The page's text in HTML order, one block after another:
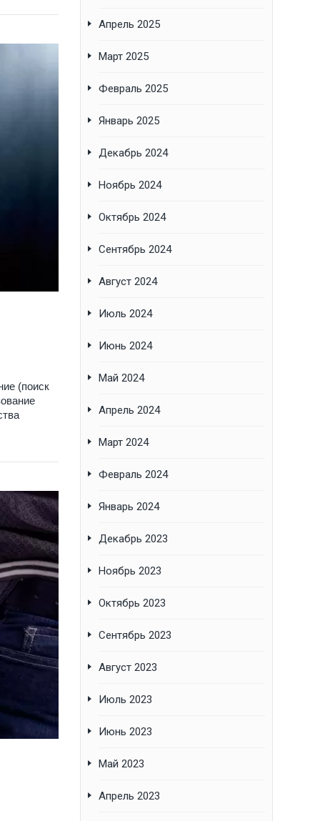
(поиск
Апрель 2025
Март 2025
Февраль 2025
Январь 2025
Декабрь 2024
Ноябрь 2024
Октябрь 2024
Сентябрь 2024
Август 2024
Июль 2024
Июнь 2024
Май 2024
Апрель 2024
Март 2024
Февраль 2024
Январь 2024
Декабрь 2023
Ноябрь 2023
Октябрь 2023
Сентябрь 2023
Август 2023
Июль 2023
Июнь 2023
Май 2023
Апрель 2023